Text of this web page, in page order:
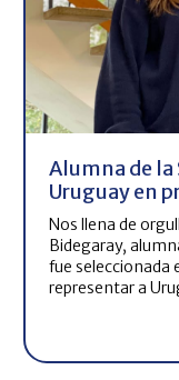
Alumna de la
Uruguay en
Nos llena de
Bidegaray,
fue seleccionada
representar a